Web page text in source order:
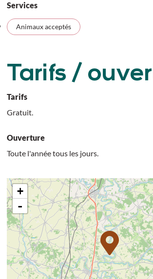
Services
Animaux acceptés
Tarifs /
Tarifs
Gratuit.
Ouverture
Toute l'année tous les jours.
+
-